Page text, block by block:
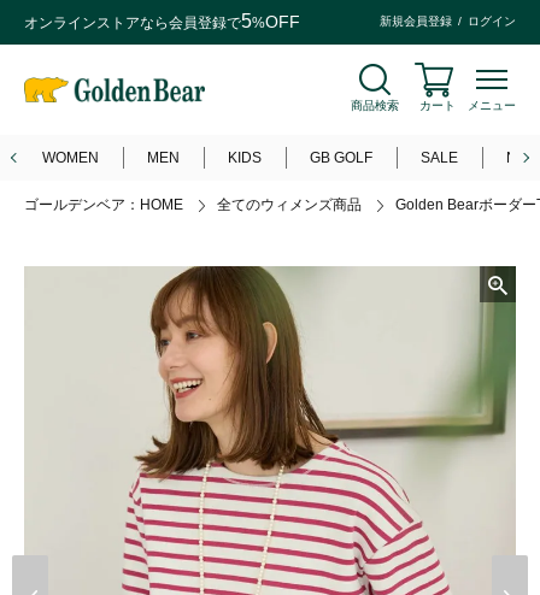
オンラインストアなら会員登録で5%OFF 新規会員登録 ログイン
商品検索 カート メニュー
WOMEN MEN KIDS GB GOLF SALE
ゴールデンベア：HOME 全てのウィメンズ商品 Golden Bearボーダー